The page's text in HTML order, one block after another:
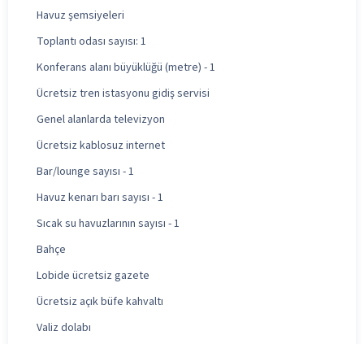
Havuz şemsiyeleri
Toplantı odası sayısı: 1
Konferans alanı büyüklüğü (metre) - 1
Ücretsiz tren istasyonu gidiş servisi
Genel alanlarda televizyon
Ücretsiz kablosuz internet
Bar/lounge sayısı - 1
Havuz kenarı barı sayısı - 1
Sıcak su havuzlarının sayısı - 1
Bahçe
Lobide ücretsiz gazete
Ücretsiz açık büfe kahvaltı
Valiz dolabı